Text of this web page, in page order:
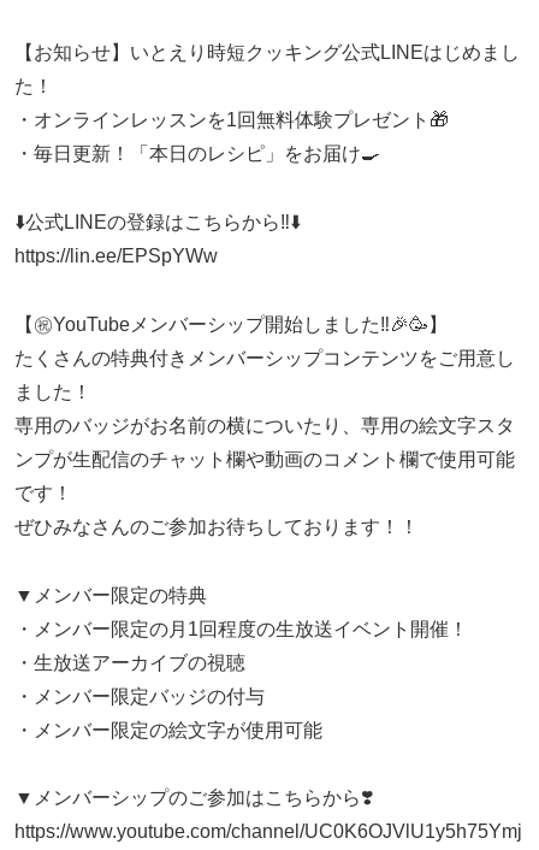
【お知らせ】いとえり時短クッキング公式LINEはじめまし
た！
・オンラインレッスンを1回無料体験プレゼント🎁
・毎日更新！「本日のレシピ」をお届け🍳
⬇️公式LINEの登録はこちらから‼️⬇️
https://lin.ee/EPSpYWw
【㊗️YouTubeメンバーシップ開始しました‼️🎉🥳】
たくさんの特典付きメンバーシップコンテンツをご用意し
ました！
専用のバッジがお名前の横についたり、専用の絵文字スタ
ンプが生配信のチャット欄や動画のコメント欄で使用可能
です！
ぜひみなさんのご参加お待ちしております！！
▼メンバー限定の特典
・メンバー限定の月1回程度の生放送イベント開催！
・生放送アーカイブの視聴
・メンバー限定バッジの付与
・メンバー限定の絵文字が使用可能
▼メンバーシップのご参加はこちらから❣️
https://www.youtube.com/channel/UC0K6OJVlU1y5h75Ymj